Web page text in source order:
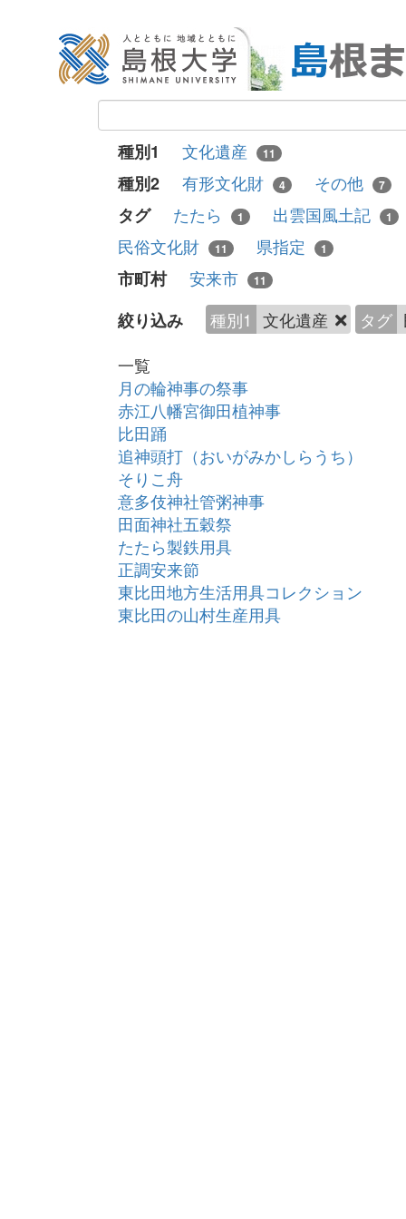
種別1 文化遺産 11
種別2 有形文化財 4 その他 7
タグ たたら 1 出雲国風土記 1
民俗文化財 11 県指定 1
市町村 安来市 11
絞り込み 種別1 文化遺産 タグ
一覧
月の輪神事の祭事
赤江八幡宮御田植神事
比田踊
追神頭打（おいがみかしらうち）
そりこ舟
意多伎神社管粥神事
田面神社五穀祭
たたら製鉄用具
正調安来節
東比田地方生活用具コレクション
東比田の山村生産用具